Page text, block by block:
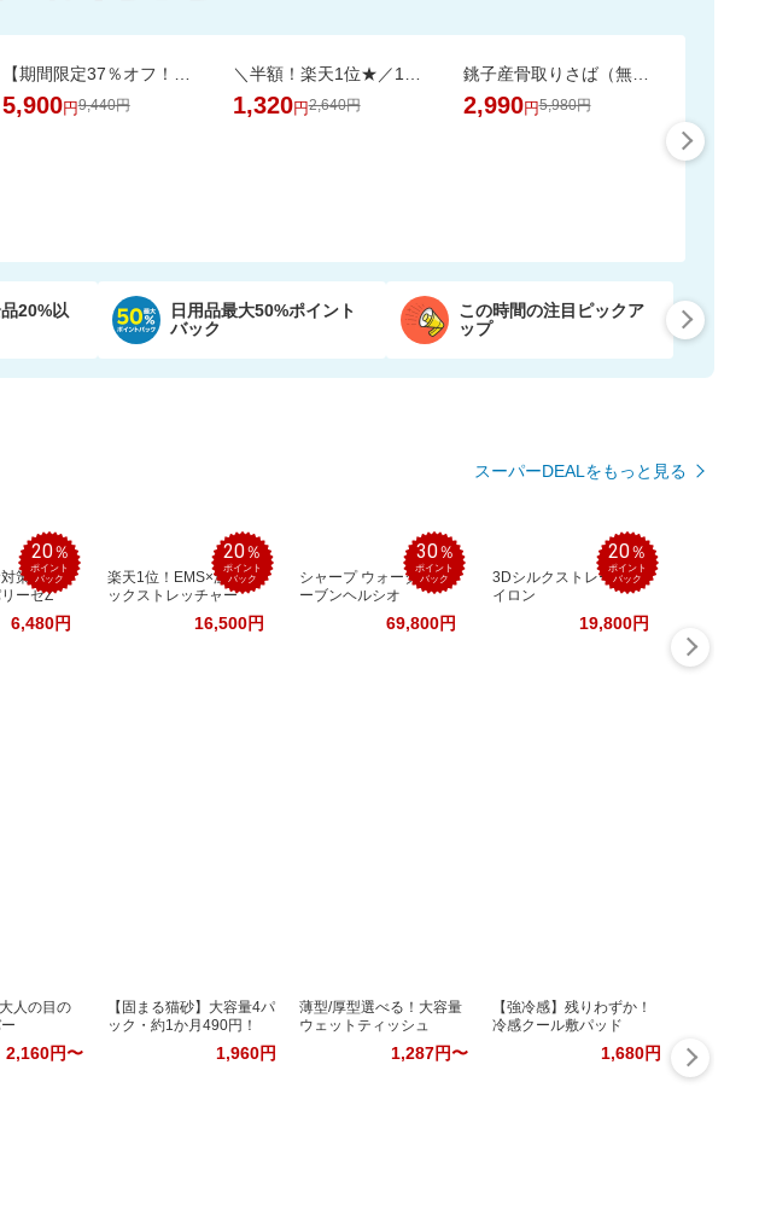
5,900円9,440円 1,320円2,640円
銚子産骨取りさば（無塩 選べる1kg・2kg）【骨取り魚の飯田商店】
2,990円5,980円
20%以
日用品最大50%ポイント
バック
この時間の注目ピックア
ップ
スーパーDEALをもっと見る
20％
ポイント
バック
策！肝
ーゼZ
6,480円
20％
ポイント
バック
楽天1位！EMS×温熱ネ
ックストレッチャー
16,500円
30％
ポイント
バック
シャープ ウォーターオ
ーブンヘルシオ
69,800円
20％
ポイント
バック
3Dシルクストレートア
イロン
19,800円
人の目の
2,160円〜
【固まる猫砂】大容量4パ
ック・約1か月490円！
1,960円
薄型/厚型選べる！大容量
ウェットティッシュ
1,287円〜
【強冷感】残りわずか！
冷感クール敷パッド
1,680円